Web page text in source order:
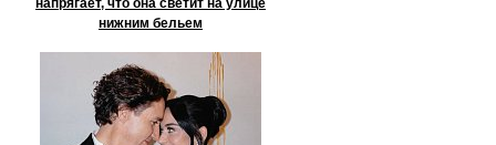
напрягает, что она светит на улице
нижним бельем